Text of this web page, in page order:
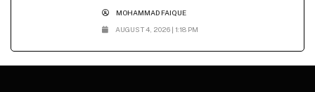
MOHAMMAD FAIQUE
AUGUST 4, 2026 | 1:18 PM